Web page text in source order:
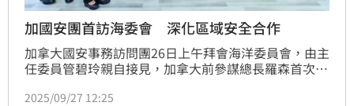
加國安團首訪海委會 深化區域安全合作
加拿大國安事務訪問團26日上午拜會海洋委員會，由主
任委員管碧玲親自接見，加拿大前參謀總長羅森首次訪
的高度重視。雙方就臺海和平穩定、區域安全情勢及合
2025/09/27 12:25